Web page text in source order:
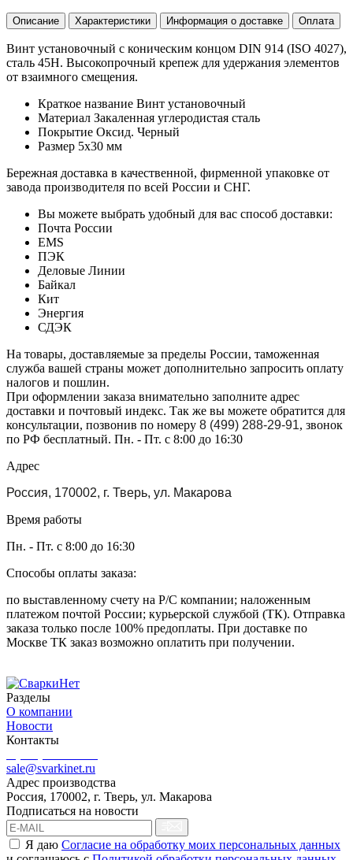
Описание Характеристики Информация о доставке Оплата
Винт установочный с коническим концом DIN 914 (ISO 4027),
сталь 45H. Высокопрочный крепеж для удержания элементов
от взаимного смещения.
Краткое название Винт установочный
Материал Закаленная углеродистая сталь
Покрытие Оксид. Черный
Размер 5х30 мм
Бережная доставка в качественной, фирменной упаковке от
завода производителя по всей России и СНГ.
Вы можете выбрать удобный для вас способ доставки:
Почта России
EMS
ПЭК
Деловые Линии
Байкал
Кит
Энергия
СДЭК
На товары, доставляемые за пределы России, таможенная
служба вашей страны может дополнительно запросить оплату
налогов и пошлин.
При оформлении заказа внимательно заполните адрес
доставки и почтовый индекс. Так же вы можете обратится для
консультации, позвонив по номеру 8 (499) 288-29-91, звонок
по РФ бесплатный. Пн. - Пт. с 8:00 до 16:30
Адрес
Россия, 170002, г. Тверь, ул. Макарова
Время работы
Пн. - Пт. с 8:00 до 16:30
Способы оплаты заказа:
по выставленному счету на Р/С компании; наложенным
платежом почтой России; курьерской службой (ТК). Отправка
заказа только после 100% предоплаты. При доставке по
Москве ТК заказ возможно оплатить при получении.
Разделы
О компании
Новости
Контакты
sale@svarkinet.ru
Адрес производства
Россия, 170002, г. Тверь, ул. Макарова
Подписаться на новости
Я даю Согласие на обработку моих персональных данных